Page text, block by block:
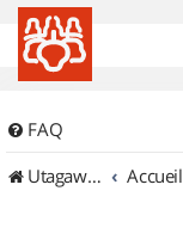
FAQ
UtagawaVTT (Randos VTT et VTTAE avec traces GPS)